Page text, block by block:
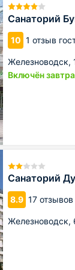
Санаторий
10 1 отзыв
Железноводск,
Включён
Санаторий
8.9 17 отзывов
Железноводск,